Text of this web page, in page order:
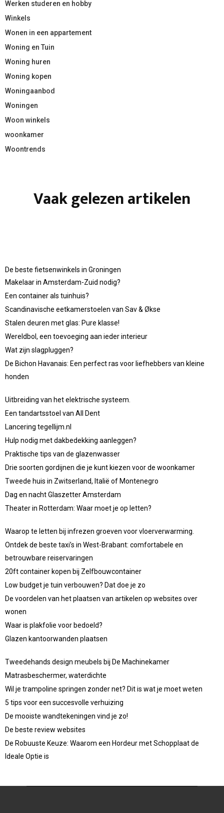
Werken studeren en hobby
Winkels
Wonen in een appartement
Woning en Tuin
Woning huren
Woning kopen
Woningaanbod
Woningen
Woon winkels
woonkamer
Woontrends
Vaak gelezen artikelen
De beste fietsenwinkels in Groningen
Makelaar in Amsterdam-Zuid nodig?
Een container als tuinhuis?
Scandinavische eetkamerstoelen van Sav & Økse
Stalen deuren met glas: Pure klasse!
Wereldbol, een toevoeging aan ieder interieur
Wat zijn slagpluggen?
De Bichon Havanais: Een perfect ras voor liefhebbers van kleine
honden
Uitbreiding van het elektrische systeem.
Een tandartsstoel van All Dent
Lancering tegellijm.nl
Hulp nodig met dakbedekking aanleggen?
Praktische tips van de glazenwasser
Drie soorten gordijnen die je kunt kiezen voor de woonkamer
Tweede huis in Zwitserland, Italië of Montenegro
Dag en nacht Glaszetter Amsterdam
Theater in Rotterdam: Waar moet je op letten?
Waarop te letten bij infrezen groeven voor vloerverwarming.
Ontdek de beste taxi’s in West-Brabant: comfortabele en
betrouwbare reiservaringen
20ft container kopen bij Zelfbouwcontainer
Low budget je tuin verbouwen? Dat doe je zo
De voordelen van het plaatsen van artikelen op websites over
wonen
Waar is plakfolie voor bedoeld?
Glazen kantoorwanden plaatsen
Tweedehands design meubels bij De Machinekamer
Matrasbeschermer, waterdichte
Wil je trampoline springen zonder net? Dit is wat je moet weten
5 tips voor een succesvolle verhuizing
De mooiste wandtekeningen vind je zo!
De beste review websites
De Robuuste Keuze: Waarom een Hordeur met Schopplaat de
Ideale Optie is